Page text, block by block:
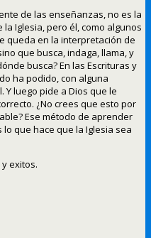
de las enseñanzas, no es la
Iglesia, pero él, como algunos
queda en la interpretación de
que busca, indaga, llama, y
busca? En las Escrituras y
ha podido, con alguna
Y luego pide a Dios que le
¿No crees que esto por
Ese método de aprender
lo que hace que la Iglesia sea
exitos.